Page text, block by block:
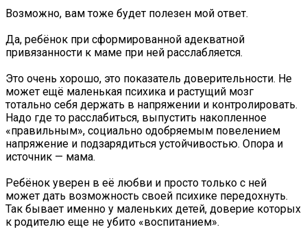
Возможно, вам тоже будет полезен мой ответ.
Да, ребёнок при сформированной адекватной
привязанности к маме при ней расслабляется.
Это очень хорошо, это показатель доверительности. Не
может ещё маленькая психика и растущий мозг
тотально себя держать в напряжении и контролировать.
Надо где то расслабиться, выпустить накопленное
«правильным», социально одобряемым повелением
напряжение и подзарядиться устойчивостью. Опора и
источник — мама.
Ребёнок уверен в её любви и просто только с ней
может дать возможность своей психике передохнуть.
Так бывает именно у маленьких детей, доверие которых
к родителю еще не убито «воспитанием».